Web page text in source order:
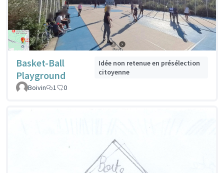
Basket-Ball
Playground
Idée non retenue en présélection
citoyenne
Boivin
1 0